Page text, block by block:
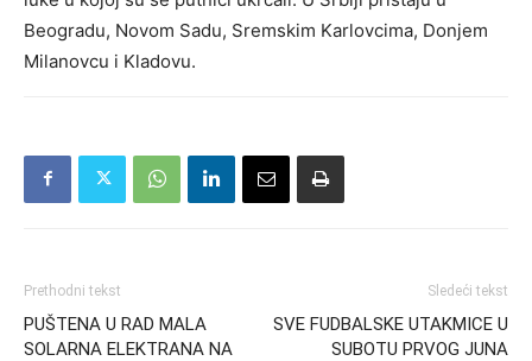
Beogradu, Novom Sadu, Sremskim Karlovcima, Donjem
Milanovcu i Kladovu.
Prethodni tekst
PUŠTENA U RAD MALA
SOLARNA ELEKTRANA NA
Sledeći tekst
SVE FUDBALSKE UTAKMICE U
SUBOTU PRVOG JUNA